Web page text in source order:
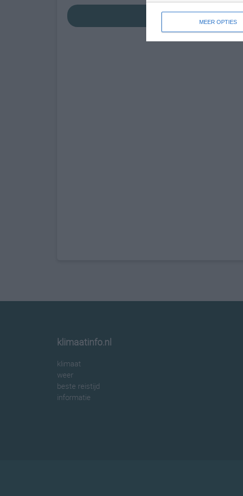
MEER OPTIES
bekijk de
klimaatinfo.nl
klimaat
weer
beste reistijd
informatie